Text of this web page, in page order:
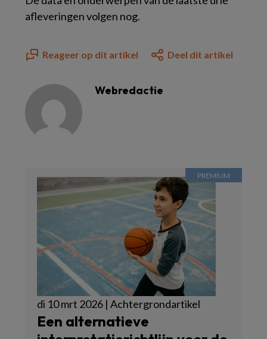
afleveringen volgen nog.
Reageer op dit artikel Deel dit artikel
Webredactie
di 10 mrt 2026 | Achtergrondartikel
Een alternatieve